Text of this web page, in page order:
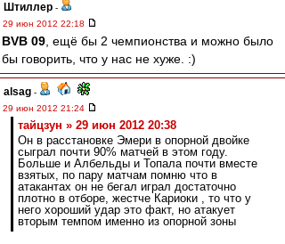
Штиллер -
29 июн 2012 22:18
BVB 09 , ещё бы 2 чемпионства и можно было
бы говорить, что у нас не хуже. :)
alsag -
29 июн 2012 21:24
тайцзун » 29 июн 2012 20:38
Он в расстановке Эмери в опорной двойке
сыграл почти 90% матчей в этом году.
Больше и Албельды и Топала почти вместе
взятых, по пару матчам помню что в
атакантах он не бегал играл достаточно
плотно в отборе, жестче Кариоки , то что у
него хороший удар это факт, но атакует
вторым темпом именно из опорной зоны